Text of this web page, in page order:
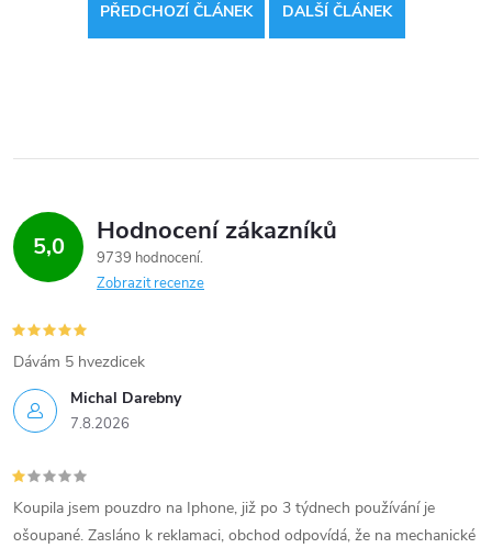
PŘEDCHOZÍ ČLÁNEK DALŠÍ ČLÁNEK
5,0 Hodnocení zákazníků
9739 hodnocení
Zobrazit recenze
Michal Darebny
7.8.2026
Dávám 5 hvezdicek
Koupila jsem pouzdro na Iphone, již po 3 týdnech používání je
ošoupané. Zasláno k reklamaci, obchod odpovídá, že na mechanické